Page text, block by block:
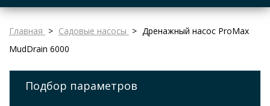
Главная Садовые насосы
Дренажный насос ProMax
MudDrain 6000
Подбор параметров